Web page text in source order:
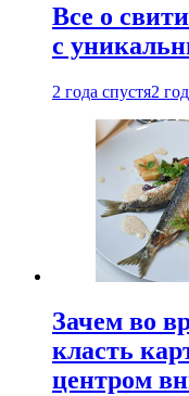
Все о
с
2 года спустя2
Зачем во
класть
центром